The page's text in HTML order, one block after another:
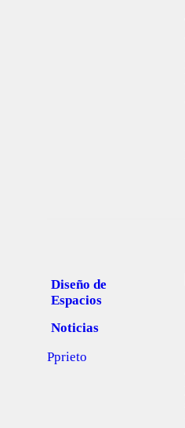
Diseño de
Espacios
Noticias
Pprieto